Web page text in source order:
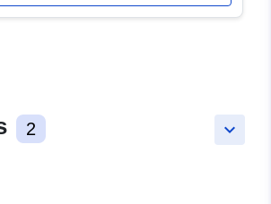
keyboard_arrow_down
2